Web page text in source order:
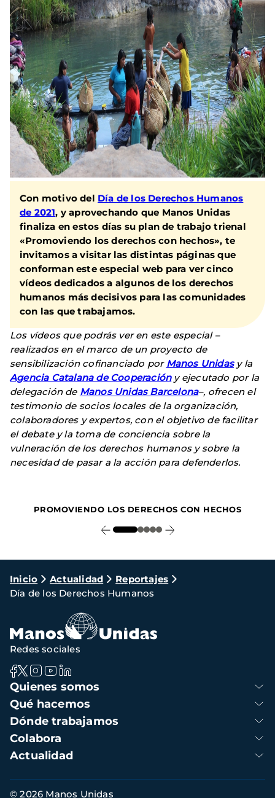
Con motivo del Día de los Derechos Humanos
de 2021, y aprovechando que Manos Unidas
finaliza en estos días su plan de trabajo trienal
«Promoviendo los derechos con hechos», te
invitamos a visitar las distintas páginas que
conforman este especial web para vercinco
vídeos dedicados a algunos de los derechos
humanos más decisivos para las comunidades
con las que trabajamos.
Los vídeos que podrás ver en este especial –
realizados en el marco de un proyecto de
sensibilización cofinanciado por Manos Unidasy la
Agencia Catalana de Cooperacióny ejecutado por la
delegación de Manos Unidas Barcelona–, ofrecen el
testimonio de socios locales de la organización,
colaboradores y expertos, con el objetivo de facilitar
el debate y la toma de conciencia sobre la
vulneración de los derechos humanos y sobre la
necesidad de pasar a la acción para defenderlos.
PROMOVIENDO LOS DERECHOS CON HECHOS
Ruta
de
navegación
Inicio Actualidad
Reportajes
Día de los Derechos Humanos
Navegación
principal
Quienes somos
Qué hacemos
Dónde trabajamos
Colabora
Actualidad
Redes sociales
Información
© 2026 Manos Unidas